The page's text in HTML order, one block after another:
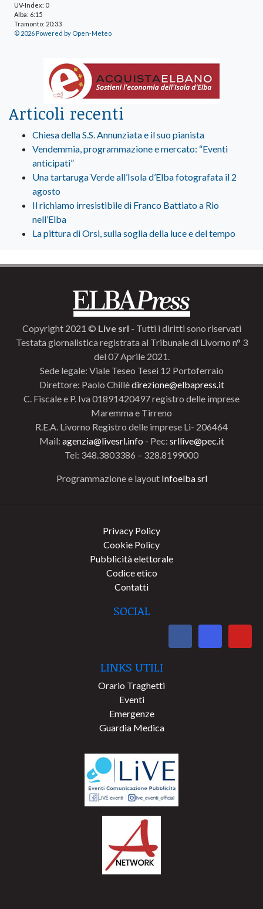
UV-Index: 0
Alba: 6:15
Tramonto: 20:33
© 2026 Powered by Open-Meteo
Articoli recenti
Chiesa della S.S. Annunziata e il suo pianista
Vendemmia, programmazione e mercato: “Eventi
anticipati”
Una tartaruga Verde all’Isola d’Elba fotografata il 2
agosto
Il richiamo irresistibile di Franco Battiato a Rio
nell’Elba
La pittura di Orsi, sulla soglia della luce e del tempo
Copyright 2021 © Live srl - Tutti i diritti sono riservati
Testata giornalistica registrata al Tribunale di Livorno n° 3
del 07 Aprile 2021.
Sede legale: Viale Teseo Tesei 12 Portoferraio
Direttore: Paolo Chillèdirezione@elbapress.it
C. Fiscale e P. Iva 01891420497 registro delle imprese
Maremma e Tirreno
R.E.A. Livorno Registro delle imprese Li- 206464
Mail: agenzia@livesrl.info - Pec: srllive@pec.it
Tel: 348.3803386 – 328.8199000
Programmazione e layout Infoelba srl
Privacy Policy
Cookie Policy
Pubblicità elettorale
Codice etico
Contatti
SOCIAL
LINKS UTILI
Orario Traghetti
Eventi
Emergenze
Guardia Medica